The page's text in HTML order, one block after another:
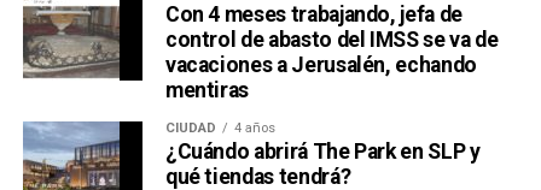
Con 4 meses trabajando, jefa de
control de abasto del IMSS se va de
vacaciones a Jerusalén, echando
mentiras
CIUDAD 4 años
¿Cuándo abrirá The Park en SLP y
qué tiendas tendrá?